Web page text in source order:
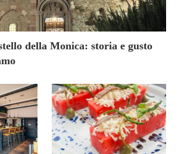
della Monica: storia e gusto